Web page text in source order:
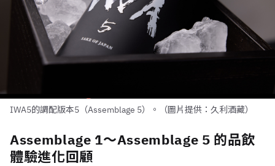
IWA5的調配版本5（Assemblage 5）。（圖片提供：久利酒藏）
Assemblage 1～Assemblage 5 的品飲
體驗進化回顧